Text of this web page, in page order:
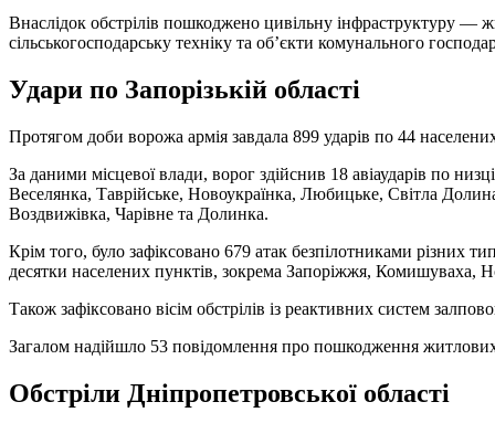
Внаслідок обстрілів пошкоджено цивільну інфраструктуру —
сільськогосподарську техніку та об’єкти комунального
Удари по Запорізькій області
Протягом доби ворожа армія завдала 899 ударів по 44
За даними місцевої влади, ворог здійснив 18 авіаударів по
Веселянка, Таврійське, Новоукраїнка, Любицьке, Світла
Воздвижівка, Чарівне та Долинка.
Крім того, було зафіксовано 679 атак безпілотниками різних
десятки населених пунктів, зокрема Запоріжжя, Комишуваха,
Також зафіксовано вісім обстрілів із реактивних систем
Загалом надійшло 53 повідомлення про пошкодження житлових
Обстріли Дніпропетровської області